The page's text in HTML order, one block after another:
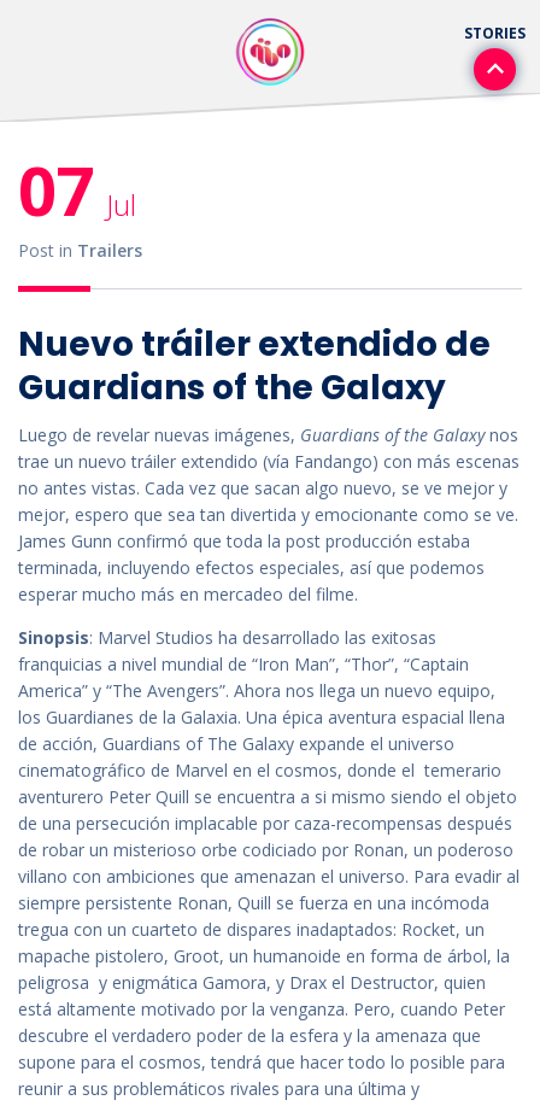
07 Jul
Post in Trailers
Nuevo tráiler extendido de
Guardians of the Galaxy
Luego de revelar nuevas imágenes, Guardians of the Galaxynos
trae un nuevo tráiler extendido (vía Fandango) con más escenas
no antes vistas. Cada vez que sacan algo nuevo, se ve mejor y
mejor, espero que sea tan divertida y emocionante como se ve.
James Gunn confirmó que toda la post producción estaba
terminada, incluyendo efectos especiales, así que podemos
esperar mucho más en mercadeo del filme.
Sinopsis: Marvel Studios ha desarrollado las exitosas
franquicias a nivel mundial de “Iron Man”, “Thor”, “Captain
America” y “The Avengers”. Ahora nos llega un nuevo equipo,
los Guardianes de la Galaxia. Una épica aventura espacial llena
de acción, Guardians of The Galaxy expande el universo
cinematográfico de Marvel en el cosmos, donde el temerario
aventurero Peter Quill se encuentra a si mismo siendo el objeto
de una persecución implacable por caza-recompensas después
de robar un misterioso orbe codiciado por Ronan, un poderoso
villano con ambiciones que amenazan el universo. Para evadir al
siempre persistente Ronan, Quill se fuerza en una incómoda
tregua con un cuarteto de dispares inadaptados: Rocket, un
mapache pistolero, Groot, un humanoide en forma de árbol, la
peligrosa y enigmática Gamora, y Drax el Destructor, quien
está altamente motivado por la venganza. Pero, cuando Peter
descubre el verdadero poder de la esfera y la amenaza que
supone para el cosmos, tendrá que hacer todo lo posible para
reunir a sus problemáticos rivales para una última y